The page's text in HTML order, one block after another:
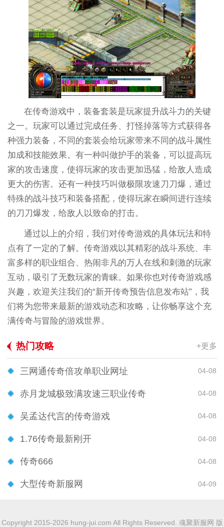
在传奇游戏中，装备套装是玩家提升战斗力的关键
之一。玩家可以通过完成任务、打怪掉落等方式获得各
种强力装备，不同的套装会给玩家带来不同的战斗属性
加成和技能效果。有一种叫做护手的装备，可以提高玩
家的攻击速度，使得玩家的攻击更加迅猛，给敌人造成
更大的伤害。还有一种技巧叫做极限攻速刀刀爆，通过
特殊的战斗技巧和装备搭配，使得玩家在瞬间进行连续
的刀刀爆发，给敌人以致命的打击。
通过以上的介绍，我们对传奇游戏的具体玩法和特
点有了一定的了解。传奇游戏以其精彩的战斗系统、丰
富多样的职业组合、热闹非凡的万人在线和刺激的玩家
互动，吸引了无数玩家的青睐。如果你也对传奇游戏感
兴趣，欢迎关注我们的“新开传奇预告信息发布站”，我
们将为您带来最新的游戏动态和攻略，让你畅享这个充
满传奇与冒险的游戏世界。
热门攻略 +更多
三网通传奇倍攻单职业网址 04-08
赤月龙城极致满攻速三职业传奇 04-08
吴孟达代言的传奇游戏 04-08
1.76传奇最新刚开 04-08
传奇666 04-08
大型传奇新服网 04-09
Copyright 2015-2026 hung-jui.com All Rights Reserved. 魂聚新服网 版